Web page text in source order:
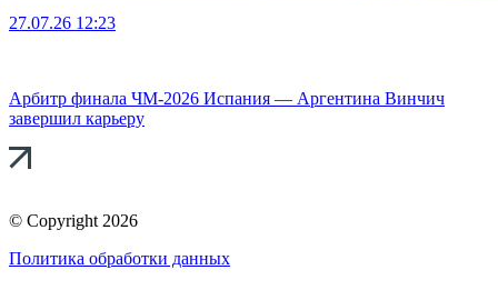
27.07.26 12:23
Арбитр финала ЧМ-2026 Испания — Аргентина Винчич
завершил карьеру
© Copyright 2026
Политика обработки данных